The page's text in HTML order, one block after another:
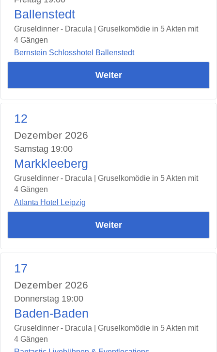
Ballenstedt
Gruseldinner - Dracula | Gruselkomödie in 5 Akten mit
4 Gängen
Bernstein Schlosshotel Ballenstedt
Weiter
12
Dezember 2026
Samstag 19:00
Markkleeberg
Gruseldinner - Dracula | Gruselkomödie in 5 Akten mit
4 Gängen
Atlanta Hotel Leipzig
Weiter
17
Dezember 2026
Donnerstag 19:00
Baden-Baden
Gruseldinner - Dracula | Gruselkomödie in 5 Akten mit
4 Gängen